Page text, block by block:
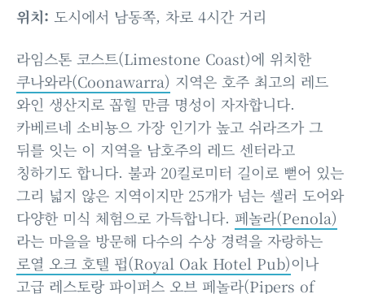
위치: 도시에서 남동쪽, 차로 4시간 거리
라임스톤 코스트(Limestone Coast)에 위치한
쿠나와라(Coonawarra) 지역은 호주 최고의 레드
와인 생산지로 꼽힐 만큼 명성이 자자합니다.
카베르네 소비뇽으 가장 인기가 높고 쉬라즈가 그
뒤를 잇는 이 지역을 남호주의 레드 센터라고
칭하기도 합니다. 불과 20킬로미터 길이로 뻗어 있는
그리 넓지 않은 지역이지만 25개가 넘는 셀러 도어와
다양한 미식 체험으로 가득합니다. 페놀라(Penola)
라는 마을을 방문해 다수의 수상 경력을 자랑하는
로열 오크 호텔 펍(Royal Oak Hotel Pub)이나
고급 레스토랑파이퍼스 오브 페놀라(Pipers of